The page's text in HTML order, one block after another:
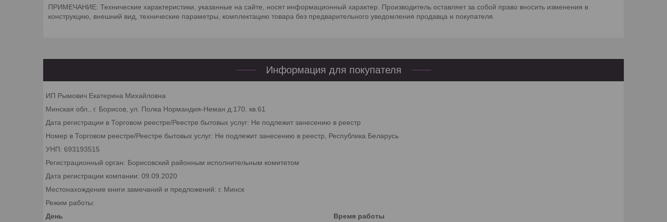
ПРИМЕЧАНИЕ: Технические характеристики, указанные на сайте, носят информационный характер. Производитель оставляет за собой право вносить изменения в
конструкцию, внешний вид, технические параметры, комплектацию товара без предварительного уведомления продавца и покупателя.
Информация для покупателя
ИП Рымович Екатерина Михайловна
Минская обл., г. Борисов, ул. Полка Нормандия-Неман д.170. кв.61
Дата регистрации в Торговом реестре/Реестре бытовых услуг: Не подлежит занесению в реестр
Номер в Торговом реестре/Реестре бытовых услуг: Не подлежит занесению в реестр, Республика Беларусь
УНП: 693193515
Регистрационный орган: Борисовский районным исполнительным комитетом
Дата регистрации компании: 09.09.2020
Местонахождение книги замечаний и предложений: г. Минск
Режим работы:
День
Время работы